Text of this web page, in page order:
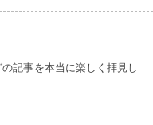
記事を本当に楽しく拝見し